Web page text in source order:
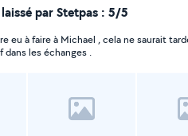
l'âme je pourrais vous rendre pas
par Stetpas : 5/5
eu à faire à Michael , cela ne saurait
dans les échanges .